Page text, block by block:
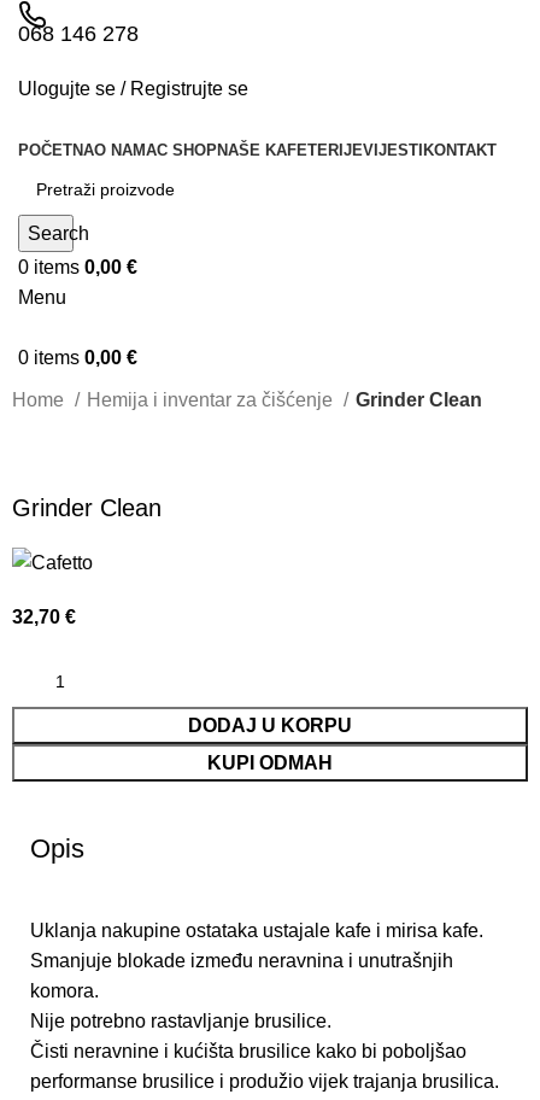
068 146 278
Ulogujte se / Registrujte se
POČETNAO NAMAC SHOPNAŠE KAFETERIJEVIJESTI KONTAKT
Search
0 items 0,00 €
Menu
0 items 0,00 €
Home Hemija i inventar za čišćenje Grinder Clean
Grinder Clean
32,70€
DODAJ U KORPU
KUPI ODMAH
Opis
Uklanja nakupine ostataka ustajale kafe i mirisa kafe.
Smanjuje blokade između neravnina i unutrašnjih
komora.
Nije potrebno rastavljanje brusilice.
Čisti neravnine i kućišta brusilice kako bi poboljšao
performanse brusilice i produžio vijek trajanja brusilica.